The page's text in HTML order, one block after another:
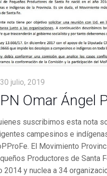
30 julio, 2019
Omar Ángel
suscribimos esta nota
campesinos e
El Movimiento
Productores de Santa
2014 y nuclea a 34